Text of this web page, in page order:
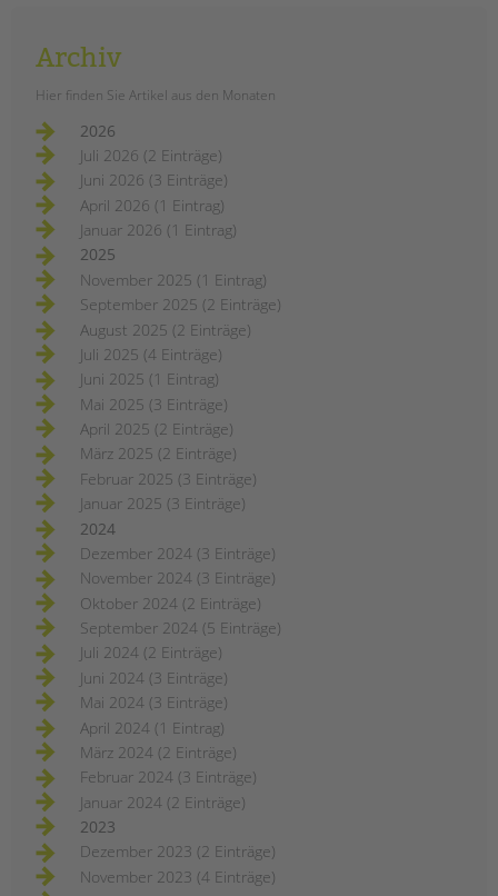
Archiv
Hier finden Sie Artikel aus den Monaten
2026
Juli 2026 (2 Einträge)
Juni 2026 (3 Einträge)
April 2026 (1 Eintrag)
Januar 2026 (1 Eintrag)
2025
November 2025 (1 Eintrag)
September 2025 (2 Einträge)
August 2025 (2 Einträge)
Juli 2025 (4 Einträge)
Juni 2025 (1 Eintrag)
Mai 2025 (3 Einträge)
April 2025 (2 Einträge)
März 2025 (2 Einträge)
Februar 2025 (3 Einträge)
Januar 2025 (3 Einträge)
2024
Dezember 2024 (3 Einträge)
November 2024 (3 Einträge)
Oktober 2024 (2 Einträge)
September 2024 (5 Einträge)
Juli 2024 (2 Einträge)
Juni 2024 (3 Einträge)
Mai 2024 (3 Einträge)
April 2024 (1 Eintrag)
März 2024 (2 Einträge)
Februar 2024 (3 Einträge)
Januar 2024 (2 Einträge)
2023
Dezember 2023 (2 Einträge)
November 2023 (4 Einträge)